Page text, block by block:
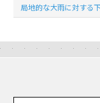
局地的な大雨に対する